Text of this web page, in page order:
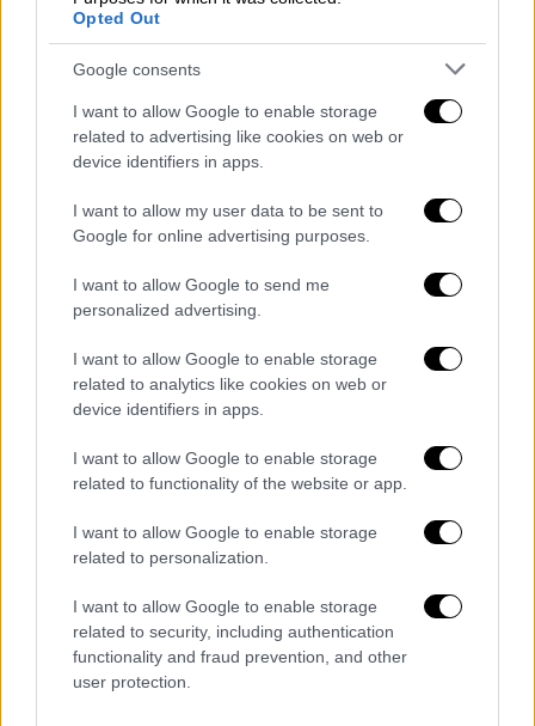
Opted Out
Google consents
I want to allow Google to enable storage
related to advertising like cookies on web or
device identifiers in apps.
I want to allow my user data to be sent to
Google for online advertising purposes.
I want to allow Google to send me
personalized advertising.
I want to allow Google to enable storage
related to analytics like cookies on web or
device identifiers in apps.
I want to allow Google to enable storage
related to functionality of the website or app.
I want to allow Google to enable storage
related to personalization.
I want to allow Google to enable storage
related to security, including authentication
functionality and fraud prevention, and other
user protection.
Το 2015 ηΦενερμπαχτσέξεκίνησε να
χαράζει τη δική της πορεία στο ευρωπαϊκό
μπάσκετ. Ο
Ζέλικο Ομπράντοβιτς
ανέλαβε το
τιμόνι της ομάδας το 2013 και στη δεύτερη
σεζόν του εκεί την οδήγησε στο Final Four,
κάτι που συνέβαινε για πρώτη φορά στην
ιστορία της. Οι Τούρκοι ήρθαν αντιμέτωποι
Ρεάλ
στον ημιτελικό, με τη
«βασίλισσα» να παίρνει τη νίκη με
πρωταγωνιστή τονΓκουστάβο
οποίος σκόραρε 18 πόντους.
Παράλληλα για τηΦενέρβρέθηκαν σε
με 26 και 20 πόντους αντίστοιχα, όμως δεν
μπόρεσαν να δώσουν την πρόκριση στην
ομάδα τους. Τελικά το τρόπαιο κατέληξε
στα χέρια των Μαδριλένων οι οποίοι
στον τελικό. Αυτό τοFinal Fourήταν μόνο η
αρχή για τη Φενέρ, η οποία μέχρι και σήμερα
έχει πάει σε άλλα 7, έχοντας δύο